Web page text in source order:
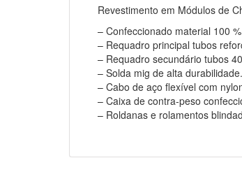
Revestimento em Módulos de
– Confeccionado material 100
– Requadro principal tubos
– Requadro secundário tubos
– Solda mig de alta durabilidade.
– Cabo de aço flexível com
– Caixa de contra-peso
– Roldanas e rolamentos